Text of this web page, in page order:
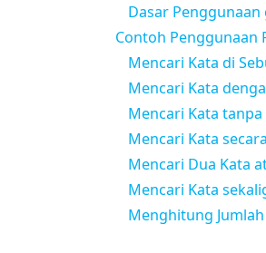
Dasar Penggunaan
Contoh Penggunaan
Mencari Kata di
Mencari Kata
Mencari Kata tanpa
Mencari Kata
Mencari Dua Kata
Mencari Kata
Menghitung